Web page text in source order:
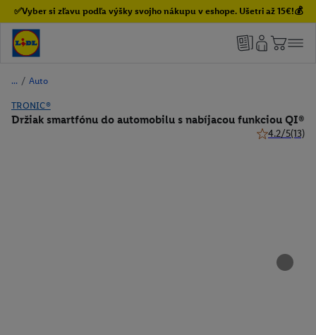
✅Vyber si zľavu podľa výšky svojho nákupu v eshope. Ušetri až 15€!💰
/ Auto
TRONIC®
Držiak smartfónu do automobilu s nabíjacou funkciou QI®
4.2/5(13)